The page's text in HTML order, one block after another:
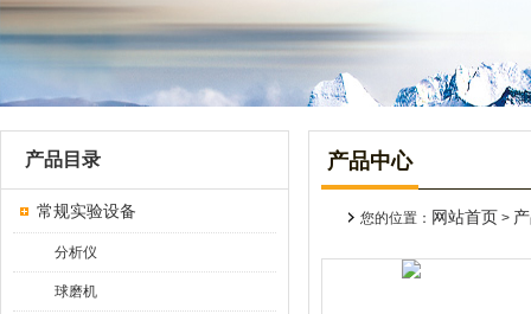
产品目录
常规实验设备
分析仪
球磨机
产品中心
您的位置： 网站首页 >